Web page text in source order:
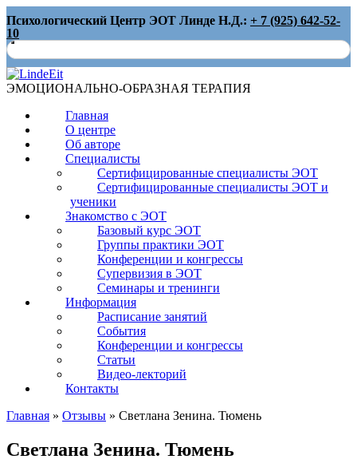
to
content
Психологический Центр ЭОТ Линде Н.Д.: + 7 (925) 642-52-
10
LindeEit
ЭМОЦИОНАЛЬНО-ОБРАЗНАЯ ТЕРАПИЯ
Главная
О центре
Об авторе
Специалисты
Сертифицированные специалисты ЭОТ
Сертифицированные специалисты ЭОТ и
ученики
Знакомство с ЭОТ
Базовый курс ЭОТ
Группы практики ЭОТ
Конференции и конгрессы
Супервизия в ЭОТ
Семинары и тренинги
Информация
Расписание занятий
События
Конференции и конгрессы
Статьи
Видео-лекторий
Контакты
Главная » Отзывы » Светлана Зенина. Тюмень
Светлана Зенина. Тюмень